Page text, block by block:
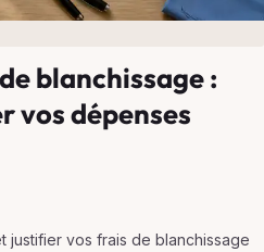
blanchissage :
vos dépenses
justifier vos frais de blanchissage